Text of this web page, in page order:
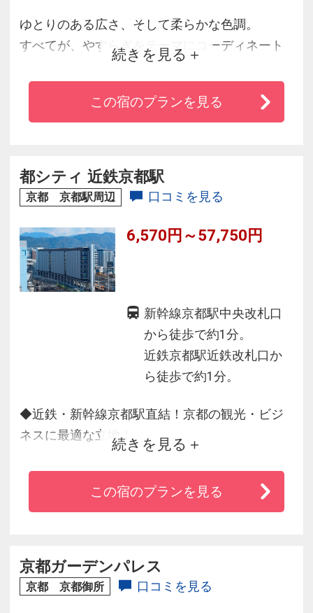
ゆとりのある広さ、そして柔らかな色調。
すべてが、やすらぎをテーマにコーディネート
大きめの窓からのほどよい採光。ベッドは全て
余裕のある大きなサイズを使用。
今までになかった上質のひとときをお過ごしく
ださい。
続きを見る
この宿のプランを見る
都シティ 近鉄京都駅
京都 京都駅周辺 口コミを見る
6,570円～57,750円
新幹線京都駅中央改札口
から徒歩で約1分。
近鉄京都駅近鉄改札口か
ら徒歩で約1分。
◆近鉄・新幹線京都駅直結！京都の観光・ビジ
ネスに最適な立地！
◆ＪＲ在来線・京都市営地下鉄・バスターミナ
ルにもラクラクアクセス♪
◆全室有線及び無線ＬＡＮを完備し無料でご利
ツインルームも人気♪
◆朝食バイキングでは毎朝ホテルで焼き上げる
続きを見る
この宿のプランを見る
京都ガーデンパレス
京都 京都御所 口コミを見る